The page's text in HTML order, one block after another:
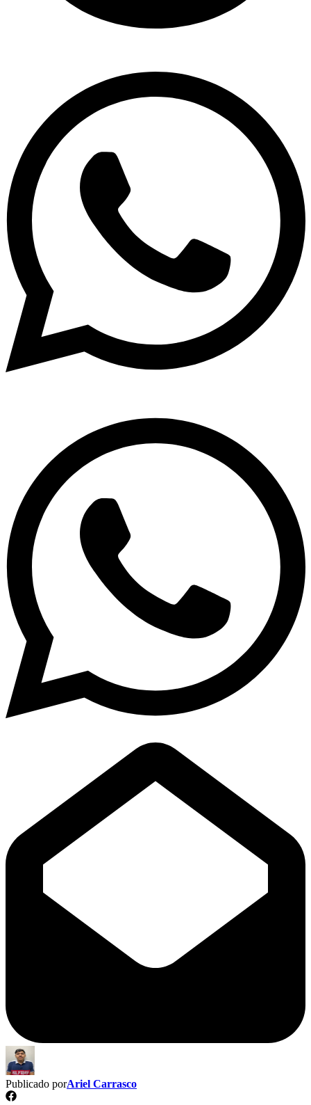
Publicado porAriel Carrasco